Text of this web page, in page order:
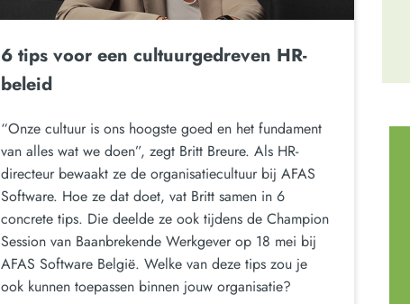
6 tips voor een cultuurgedreven HR-
beleid
“Onze cultuur is ons hoogste goed en het fundament
van alles wat we doen”, zegt Britt Breure. Als HR-
directeur bewaakt ze de organisatiecultuur bij AFAS
Software. Hoe ze dat doet, vat Britt samen in 6
concrete tips. Die deelde ze ook tijdens de Champion
Session van Baanbrekende Werkgever op 18 mei bij
AFAS Software België. Welke van deze tips zou je
ook kunnen toepassen binnen jouw organisatie?